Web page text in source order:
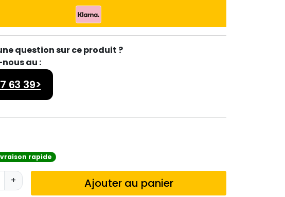
question sur ce produit ?
au :
63 39>
rapide
+ Ajouter au panier